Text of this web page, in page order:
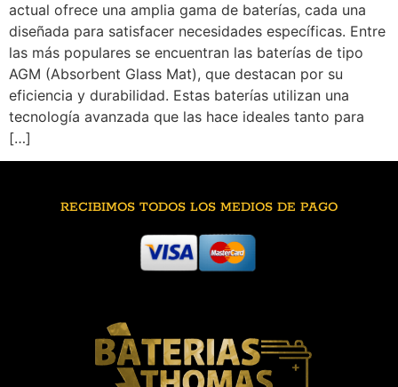
actual ofrece una amplia gama de baterías, cada una
diseñada para satisfacer necesidades específicas. Entre
las más populares se encuentran las baterías de tipo
AGM (Absorbent Glass Mat), que destacan por su
eficiencia y durabilidad. Estas baterías utilizan una
tecnología avanzada que las hace ideales tanto para
[…]
RECIBIMOS TODOS LOS MEDIOS DE PAGO